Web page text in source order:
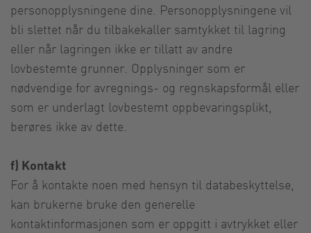
personopplysningene dine. Personopplysningene vil
bli slettet når du tilbakekaller samtykket til lagring
eller når lagringen ikke er tillatt av andre
lovbestemte grunner. Opplysninger som er
nødvendige for avregnings- og regnskapsformål eller
som er underlagt lovbestemt oppbevaringsplikt,
berøres ikke av dette.
f) Kontakt
For å kontakte noen med hensyn til databeskyttelse,
kan brukerne bruke den generelle
kontaktinformasjonen som er oppgitt i avtrykket eller